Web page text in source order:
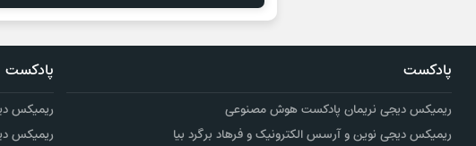
پادکست
ریمیکس دیجی نریمان پادکست هوش مصنوعی
ریمیکس دیجی نوین و آرسس الکترونیک و فرهاد برگرد بیا
پادکست
ریمیکس
ریمیکس